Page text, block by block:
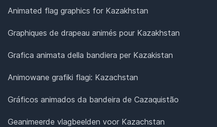
Animated flag graphics for Kazakhstan
Graphiques de drapeau animés pour Kazakhstan
Grafica animata della bandiera per Kazakistan
Animowane grafiki flagi: Kazachstan
Gráficos animados da bandeira de Cazaquistão
Geanimeerde vlagbeelden voor Kazachstan